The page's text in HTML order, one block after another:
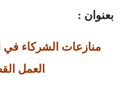
بعنوان :
منازعات الشركاء في
العمل